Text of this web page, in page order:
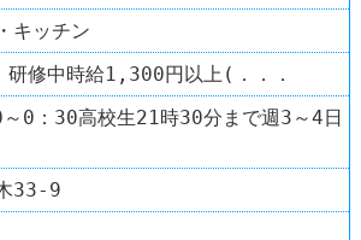
キッチン
修中時給1,300円以上(．．．
0：30高校生21時30分まで週3～4日
33-9